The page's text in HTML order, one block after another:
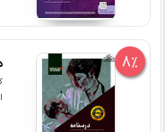
8%